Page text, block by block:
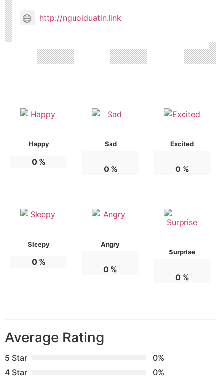
http://nguoiduatin.link
Happy
0 %
Sad
0%
Excited
0%
Sleepy
0 %
Angry
0 %
Surprise
0%
Average Rating
5 Star
0%
4 Star
0%